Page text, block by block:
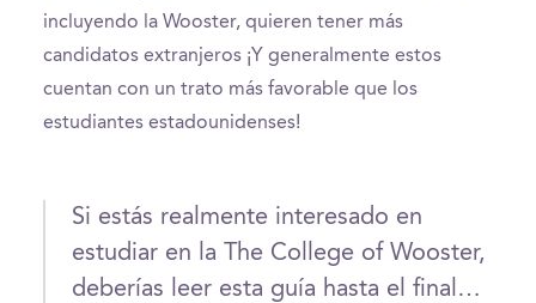
incluyendo la Wooster, quieren tener más
candidatos extranjeros ¡Y generalmente estos
cuentan con un trato más favorable que los
estudiantes estadounidenses!
Si estás realmente interesado en
estudiar en la The College of Wooster,
deberías leer esta guía hasta el final…